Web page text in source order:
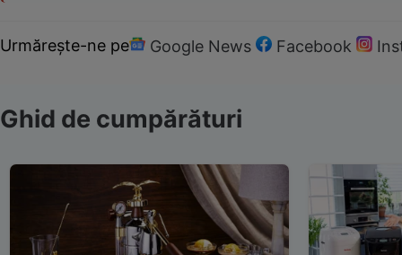
Urmărește-ne pe Google News Facebook
Ghid de cumpărături